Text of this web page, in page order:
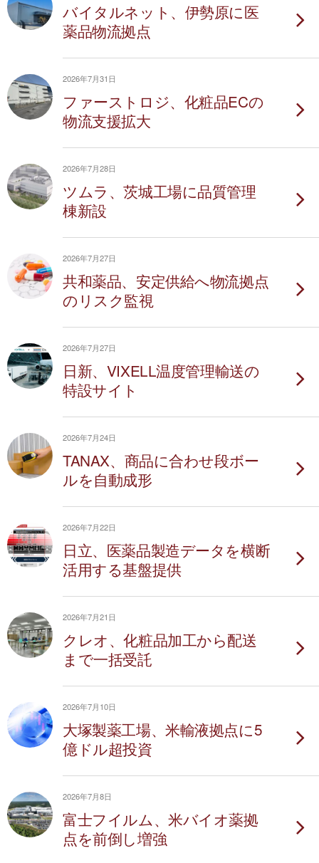
バイタルネット、伊勢原に医
薬品物流拠点
2026年7月31日
ファーストロジ、化粧品ECの
物流支援拡大
2026年7月28日
ツムラ、茨城工場に品質管理
棟新設
2026年7月27日
共和薬品、安定供給へ物流拠点
のリスク監視
2026年7月27日
日新、VIXELL温度管理輸送の
特設サイト
2026年7月24日
TANAX、商品に合わせ段ボー
ルを自動成形
2026年7月22日
日立、医薬品製造データを横断
活用する基盤提供
2026年7月21日
クレオ、化粧品加工から配送
まで一括受託
2026年7月10日
大塚製薬工場、米輸液拠点に5
億ドル超投資
2026年7月8日
富士フイルム、米バイオ薬拠
点を前倒し増強